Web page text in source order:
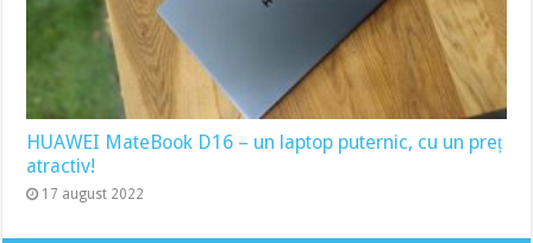
HUAWEI MateBook D16 – un laptop puternic, cu un preț
atractiv!
17 august 2022